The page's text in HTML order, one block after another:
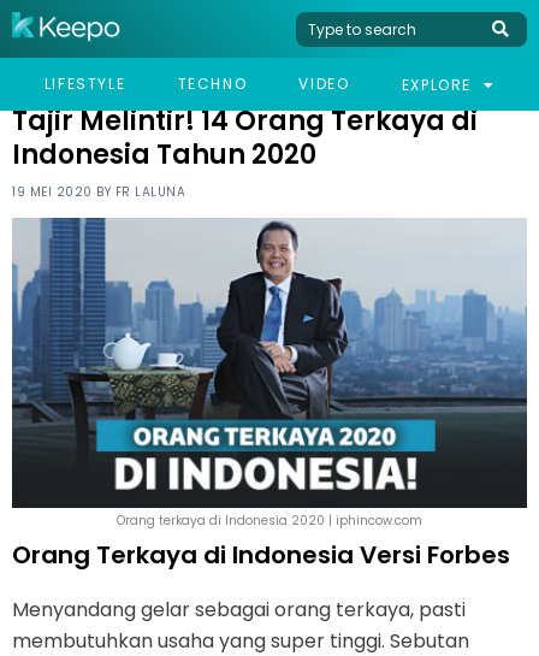
LIFESTYLE TECHNO VIDEO EXPLORE
HOME LIFESTYLE
TAJIR MELINTIR! 14 ORANG TERKAYA DI INDONESIA TAHUN
Tajir Melintir! 14 Orang Terkaya di
Indonesia Tahun 2020
19 MEI 2020 BY FR LALUNA
Orang terkaya di Indonesia 2020 | iphincow.com
Orang Terkaya di Indonesia Versi Forbes
Menyandang gelar sebagai orang terkaya, pasti
membutuhkan usaha yang super tinggi. Sebutan